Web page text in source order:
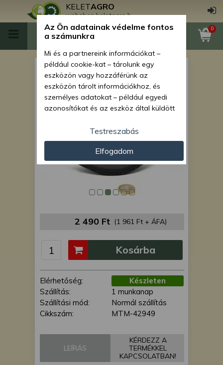
KELETAGRO
webshop.keletagro.hu
0
Talajmarókés MTM sorozatú
talajmarókhoz (régi típus)
2 490 Ft (1 961 Ft + ÁFA)
Elérhetőség:
Készleten
Szállítás:
1 munkanap
Szállítási mód:
Normál szállítás
Cikkszám:
MTM-42949
Kosárba
LEÍRÁS
KÉRDEZZ A
TERMÉKKEL
KAPCSOLATBAN!
Az Ön adatainak védelme fontos
a számunkra
Mi és a partnereink információkat –
például cookie-kat – tárolunk egy
eszközön vagy hozzáférünk az
eszközön tárolt információkhoz, és
személyes adatokat – például egyedi
azonosítókat és az eszköz által küldött
személyre szabott hirdetések és
tartalom nyújtásához, hirdetés- és
tartalomméréshez, nézettségi adatok
gyűjtéséhez, valamint termékek
kifejlesztéséhez és a termékek
javításához. Az Ön engedélyével mi és a
partnereink eszközleolvasásos
adatokat és azonosítási információkat
kattintva hozzájárulhat ahhoz, hogy mi
és a partnereink a fent leírtak szerint
adatkezelést végezzünk. Másik
lehetőségként a hozzájárulás
megadása vagy elutasítása előtt
részletesebb információkhoz juthat, és
megváltoztathatja beállításait. Felhívjuk
figyelmét, hogy személyes adatainak
szükséges az Ön hozzájárulása, de
jogában áll tiltakozni az ilyen jellegű
adatkezelés ellen. A beállításai csak erre
Testreszabás
Elfogadom